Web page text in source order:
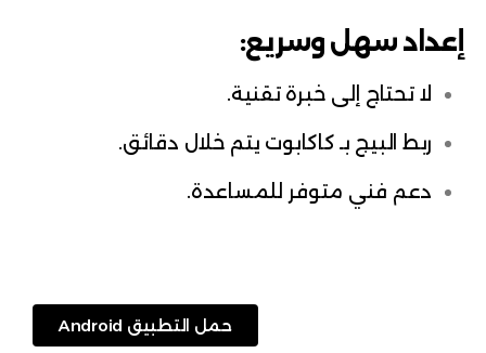
إعداد سهل وسريع:
لا تحتاج إلى خبرة تقنية.
ربط البيج بـ كاكابوت يتم خلال دقائق.
دعم فني متوفر للمساعدة.
حمل التطبيق Android